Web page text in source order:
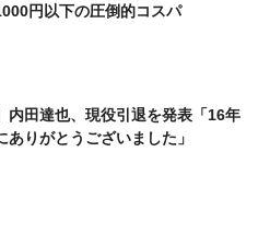
円以下の圧倒的コスパ
内田達也、現役引退を発表「16年
ありがとうございました」